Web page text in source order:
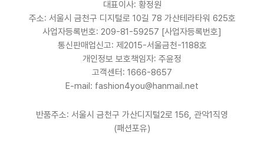
대표이사: 황정원
주소: 서울시 금천구 디지털로 10길 78 가산테라타워 625호
사업자등록번호: 209-81-59257 [사업자등록번호]
통신판매업신고: 제2015-서울금천-1188호
개인정보 보호책임자: 주윤정
고객센터: 1666-8657
E-mail: fashion4you@hanmail.net
반품주소: 서울시 금천구 가산디지털2로 156, 관악1직영
(패션포유)